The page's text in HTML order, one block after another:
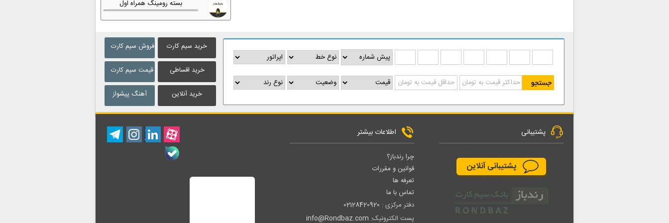
بسته رومینگ همراه اول
فروش سیم کارت
قیمت سیم کارت
آهنگ پیشواز
خرید سیم کارت
خرید اقساطی
خرید آنلاین
پشتیبانی
پشتیبانی آنلاین
اطلاعات بیشتر
چرا رندباز؟
قوانین و مقررات
تعرفه ها
تماس با ما
دفتر مرکزی : 02128420920
پست الکترونیک: info@Rondbaz.com